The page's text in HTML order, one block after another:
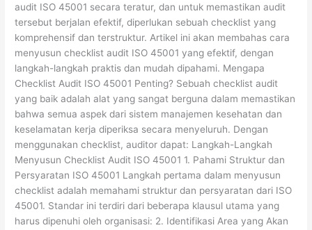
audit ISO 45001 secara teratur, dan untuk memastikan audit
tersebut berjalan efektif, diperlukan sebuah checklist yang
komprehensif dan terstruktur. Artikel ini akan membahas cara
menyusun checklist audit ISO 45001 yang efektif, dengan
langkah-langkah praktis dan mudah dipahami. Mengapa
Checklist Audit ISO 45001 Penting? Sebuah checklist audit
yang baik adalah alat yang sangat berguna dalam memastikan
bahwa semua aspek dari sistem manajemen kesehatan dan
keselamatan kerja diperiksa secara menyeluruh. Dengan
menggunakan checklist, auditor dapat: Langkah-Langkah
Menyusun Checklist Audit ISO 45001 1. Pahami Struktur dan
Persyaratan ISO 45001 Langkah pertama dalam menyusun
checklist adalah memahami struktur dan persyaratan dari ISO
45001. Standar ini terdiri dari beberapa klausul utama yang
harus dipenuhi oleh organisasi: 2. Identifikasi Area yang Akan